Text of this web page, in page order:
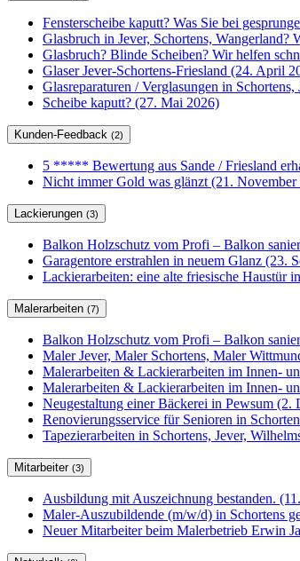
Fensterscheibe kaputt? Was Sie bei
Glasbruch in Jever, Schortens,
Glasbruch? Blinde Scheiben? Wir helfen
Glaser Jever-Schortens-Friesland (24. April
Glasreparaturen / Verglasungen in
Scheibe kaputt? (27. Mai 2026)
Kunden-Feedback (2)
5 ***** Bewertung aus Sande / Friesland
Nicht immer Gold was glänzt (21. November
Lackierungen (3)
Balkon Holzschutz vom Profi – Balkon
Garagentore erstrahlen in neuem Glanz (23.
Lackierarbeiten: eine alte friesische Haustür
Malerarbeiten (7)
Balkon Holzschutz vom Profi – Balkon
Maler Jever, Maler Schortens, Maler
Malerarbeiten & Lackierarbeiten im Innen-
Malerarbeiten & Lackierarbeiten im Innen-
Neugestaltung einer Bäckerei in Pewsum (2.
Renovierungsservice für Senioren in
Tapezierarbeiten in Schortens, Jever,
Mitarbeiter (3)
Ausbildung mit Auszeichnung bestanden.
Maler-Auszubildende (m/w/d) in Schortens
Neuer Mitarbeiter beim Malerbetrieb Erwin